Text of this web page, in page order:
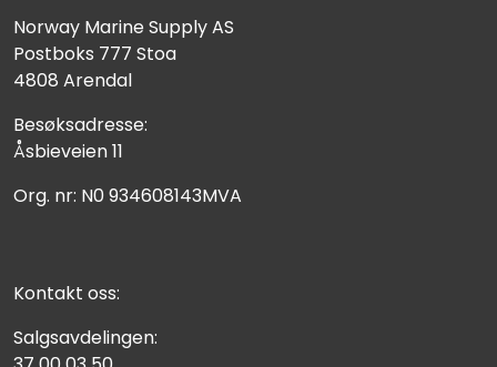
Norway Marine Supply AS
Postboks 777 Stoa
4808 Arendal
Besøksadresse:
Åsbieveien 11
Org. nr: N0 934608143MVA
Kontakt oss:
Salgsavdelingen: